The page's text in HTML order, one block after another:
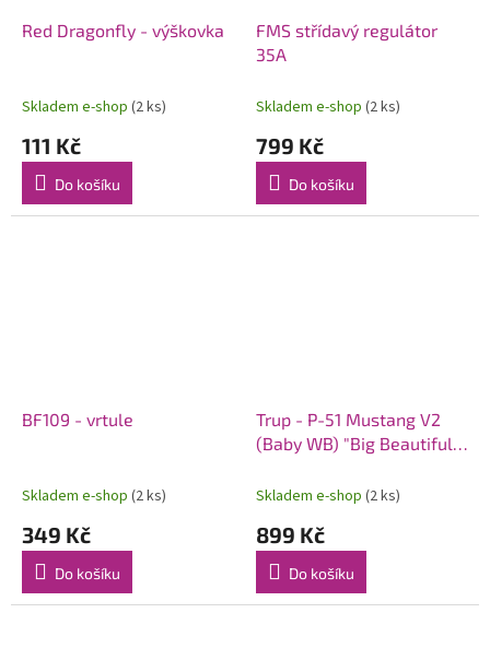
Red Dragonfly - výškovka
Skladem e-shop (2 ks)
111 Kč
Do košíku
FMS střídavý regulátor
35A
Skladem e-shop (2 ks)
799 Kč
Do košíku
BF109 - vrtule
Skladem e-shop (2 ks)
349 Kč
Do košíku
Trup - P-51 Mustang V2
(Baby WB) "Big Beautiful
Skladem e-shop (2 ks)
899 Kč
Do košíku